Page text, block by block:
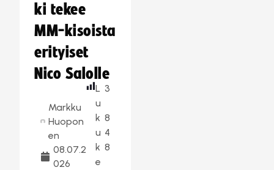
ki tekee
MM-kisoista
erityiset
Nico Salolle
Markku
Huopon
en
08.07.2
026
L
u
k
u
k
e
3
8
4
8